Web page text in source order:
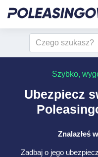
Szybko,
Ubezpiecz
Znalazłeś
Zadbaj o jego